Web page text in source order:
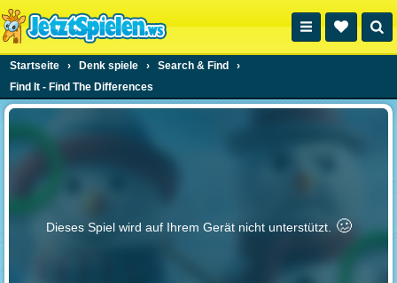
Startseite › Denk spiele › Search & Find
›
Find It - Find The Differences
Dieses Spiel wird auf Ihrem Gerät nicht unterstützt. 🥴️